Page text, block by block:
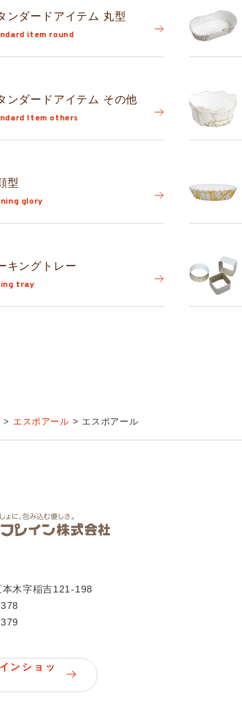
ンダード アイテム 丸型
item round
ンダード アイテム その他
Item others
型
glory
キングトレー
tray
エスポアール エスポアール
木字稲吉121-198
ンショッ